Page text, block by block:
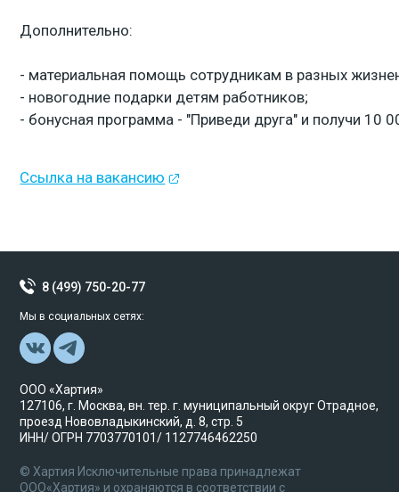
Дополнительно:
- материальная помощь сотрудникам в разных
- новогодние подарки детям работников;
- бонусная программа - "Приведи друга" и получи 10
Ссылка на вакансию
8 (499) 750-20-77
Мы в социальных сетях:
ООО «Хартия»
127106, г. Москва, вн. тер. г. муниципальный округ Отрадное,
проезд Нововладыкинский, д. 8, стр. 5
ИНН/ ОГРН 7703770101/ 1127746462250
© Хартия Исключительные права принадлежат
ООО«Хартия» и охраняются в соответствии с